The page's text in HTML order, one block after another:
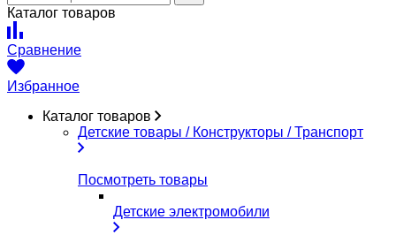
Каталог товаров
Сравнение
Избранное
Каталог товаров
Детские товары / Конструкторы / Транспорт
Посмотреть товары
Детские электромобили